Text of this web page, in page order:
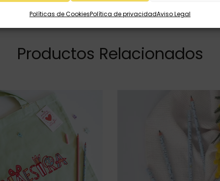
Políticas de CookiesPolítica de privacidadAviso Legal
Productos Relacionados